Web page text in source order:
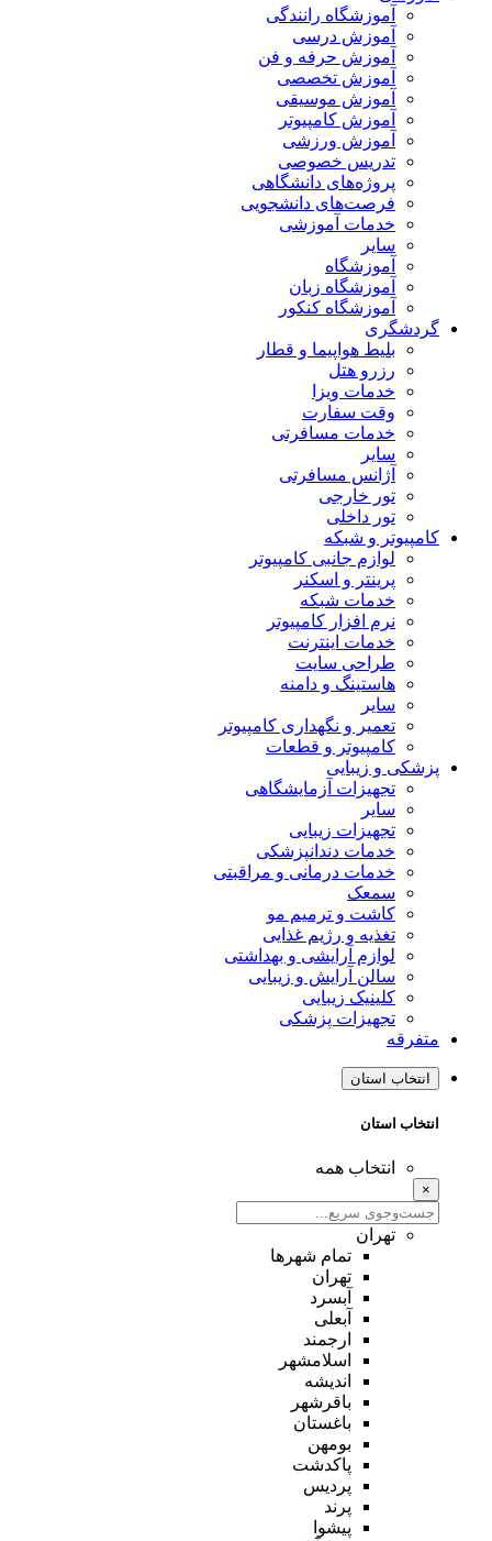
آموزشگاه رانندگی
آموزش درسی
آموزش حرفه و فن
آموزش تخصصی
آموزش موسیقی
آموزش کامپیوتر
آموزش ورزشی
تدریس خصوصی
پروژه‌های دانشگاهی
فرصت‌های دانشجویی
خدمات آموزشی
سایر
آموزشگاه
آموزشگاه زبان
آموزشگاه کنکور
گردشگری
بلیط هواپیما و قطار
رزرو هتل
خدمات ویزا
وقت سفارت
خدمات مسافرتی
سایر
آژانس مسافرتی
تور خارجی
تور داخلی
کامپیوتر و شبکه
لوازم جانبی کامپیوتر
پرینتر و اسکنر
خدمات شبکه
نرم افزار کامپیوتر
خدمات اینترنت
طراحی سایت
هاستینگ و دامنه
سایر
تعمیر و نگهداری کامپیوتر
کامپیوتر و قطعات
پزشکی و زیبایی
تجهیزات آزمایشگاهی
سایر
تجهیزات زیبایی
خدمات دندانپزشکی
خدمات درمانی و مراقبتی
سمعک
کاشت و ترمیم مو
تغذیه و رژیم غذایی
لوازم آرایشی و بهداشتی
سالن آرایش و زیبایی
کلینیک زیبایی
تجهیزات پزشکی
متفرقه
انتخاب استان
انتخاب استان
انتخاب همه
×
تهران
تمام شهر‌ها
تهران
آبسرد
آبعلی
ارجمند
اسلامشهر
اندیشه
باقرشهر
باغستان
بومهن
پاکدشت
پردیس
پرند
پیشوا